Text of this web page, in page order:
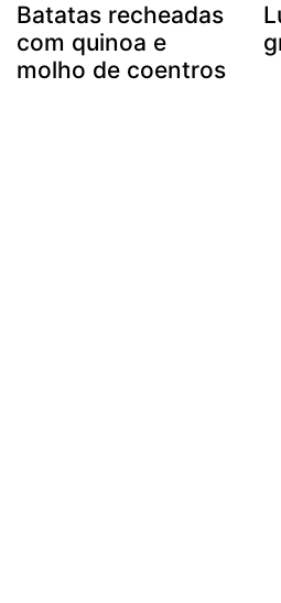
Batatas recheadas
com quinoa e
molho de coentros